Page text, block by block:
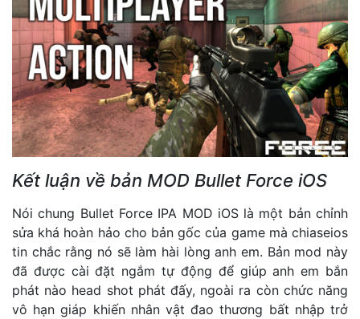
Kết luận về bản MOD Bullet Force iOS
Nói chung Bullet Force IPA MOD iOS là một bản chỉnh
sửa khá hoàn hảo cho bản gốc của game mà chiaseios
tin chắc rằng nó sẽ làm hài lòng anh em. Bản mod này
đã được cài đặt ngắm tự động để giúp anh em bắn
phát nào head shot phát đấy, ngoài ra còn chức năng
vô hạn giáp khiến nhân vật đao thương bất nhập trở